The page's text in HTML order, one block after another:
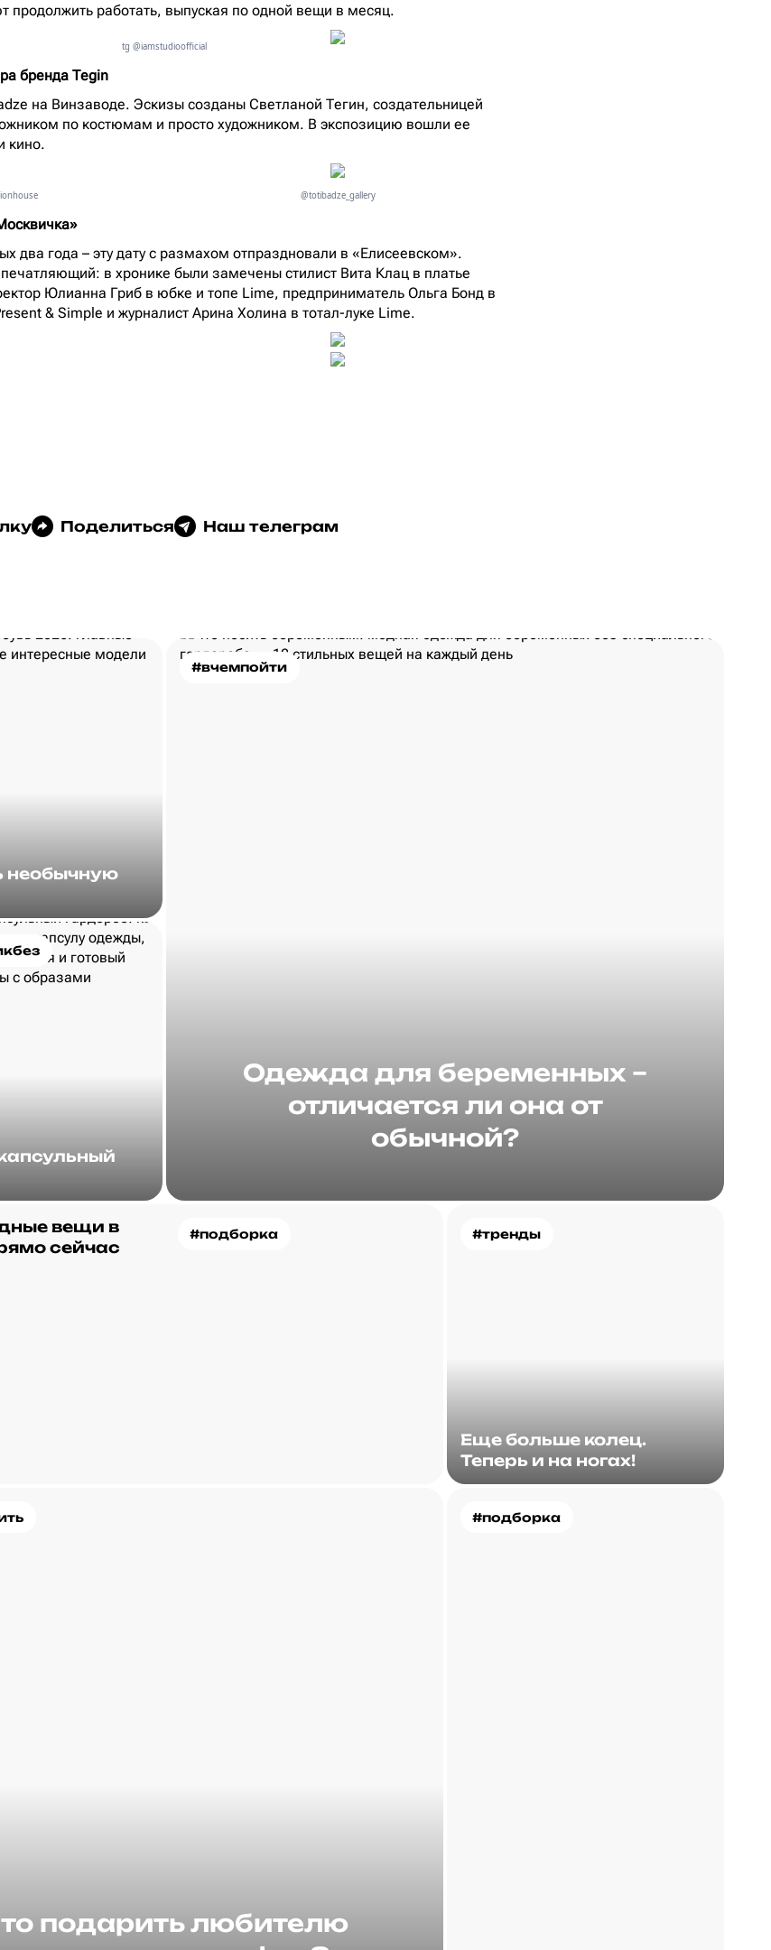
продолжить работать, выпуская по одной вещи в месяц.
tg @iamstudioofficial
бренда Tegin
на Винзаводе. Эскизы созданы Светланой Тегин, создательницей
по костюмам и просто художником. В экспозицию вошли ее
кино.
@totibadze_gallery
два года – эту дату с размахом отпраздновали в «Елисеевском».
в хронике были замечены стилист Вита Клац в платье
Юлианна Гриб в юбке и топе Lime, предприниматель Ольга Бонд в
& Simple и журналист Арина Холина в тотал-луке Lime.
Поделиться Наш телеграм
необычную
#вчемпойти
Одежда для беременных –
отличается ли она от
обычной?
#подборка
вещи в
сейчас
#тренды
Еще больше колец.
Теперь и на ногах!
подарить любителю
#подборка